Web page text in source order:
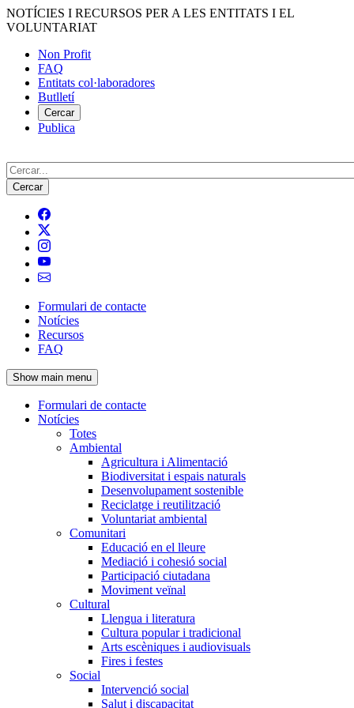
Vés
al
NOTÍCIES I RECURSOS PER A LES ENTITATS I EL
VOLUNTARIAT
Menú
del
compte
d'usuari
Non Profit
FAQ
Entitats col·laboradores
Butlletí
Cercar
Publica
Cerca
Navegació
principal
de
l'encapçalament
Formulari de contacte
Notícies
Recursos
FAQ
Show main menu
Navegació
principal
Formulari de contacte
Notícies
Totes
Ambiental
Agricultura i Alimentació
Biodiversitat i espais naturals
Desenvolupament sostenible
Reciclatge i reutilització
Voluntariat ambiental
Comunitari
Educació en el lleure
Mediació i cohesió social
Participació ciutadana
Moviment veïnal
Cultural
Llengua i literatura
Cultura popular i tradicional
Arts escèniques i audiovisuals
Fires i festes
Social
Intervenció social
Salut i discapacitat